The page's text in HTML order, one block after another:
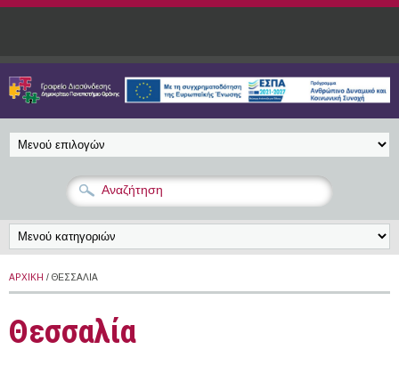
Παράκαμψη προς το κυρίως περιεχόμενο
ΑΡΧΙΚΉ / ΘΕΣΣΑΛΊΑ
Θεσσαλία